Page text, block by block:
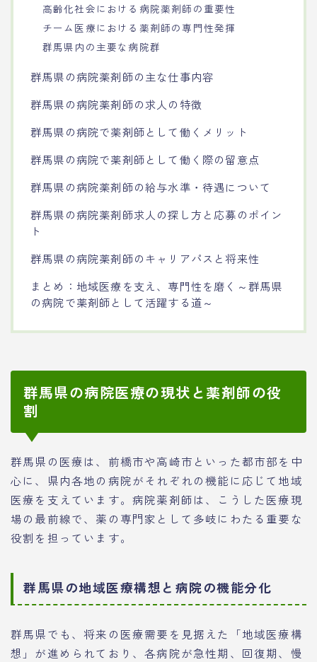
高齢化社会における病院薬剤師の重要性
チーム医療における薬剤師の専門性発揮
群馬県内の主要な病院群
群馬県の病院薬剤師の主な仕事内容
群馬県の病院薬剤師の求人の特徴
群馬県の病院で薬剤師として働くメリット
群馬県の病院で薬剤師として働く際の留意点
群馬県の病院薬剤師の給与水準・待遇について
群馬県の病院薬剤師求人の探し方と応募のポイン
ト
群馬県の病院薬剤師のキャリアパスと将来性
まとめ：地域医療を支え、専門性を磨く～群馬県
の病院で薬剤師として活躍する道～
群馬県の病院医療の現状と薬剤師の役
割
群馬県の医療は、前橋市や高崎市といった都市部を中
心に、県内各地の病院がそれぞれの機能に応じて地域
医療を支えています。病院薬剤師は、こうした医療現
場の最前線で、薬の専門家として多岐にわたる重要な
役割を担っています。
群馬県の地域医療構想と病院の機能分化
群馬県でも、将来の医療需要を見据えた「地域医療構
想」が進められており、各病院が急性期、回復期、慢